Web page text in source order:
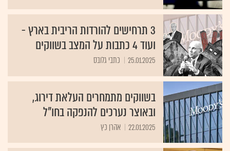
3 תרחישים להורדות הריבית בארץ -
ועוד 4 כתבות על המצב בשווקים
25.01.2025 כתבי גלובס
בשווקים מתמחרים העלאת דירוג,
ובאוצר נערכים להנפקה בחו"ל
22.01.2025 אהרן כץ